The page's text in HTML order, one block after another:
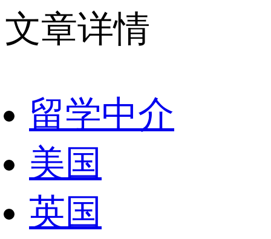
文章详情
留学中介
美国
英国